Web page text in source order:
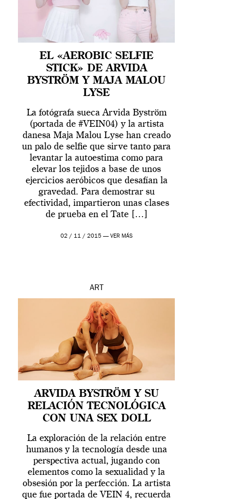
EL «AEROBIC SELFIE
STICK» DE ARVIDA
BYSTRÖM Y MAJA MALOU
LYSE
La fotógrafa sueca Arvida Byström
(portada de #VEIN04) y la artista
danesa Maja Malou Lyse han creado
un palo de selfie que sirve tanto para
levantar la autoestima como para
elevar los tejidos a base de unos
ejercicios aeróbicos que desafían la
gravedad. Para demostrar su
efectividad, impartieron unas clases
de prueba en el Tate […]
02 / 11 / 2015 — VER MÁS
ART
ARVIDA BYSTRÖM Y SU
RELACIÓN TECNOLÓGICA
CON UNA SEX DOLL
La exploración de la relación entre
humanos y la tecnología desde una
perspectiva actual, jugando con
elementos como la sexualidad y la
obsesión por la perfección. La artista
que fue portada de VEIN 4, recuerda